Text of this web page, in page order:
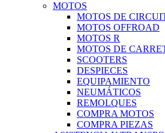
MOTOS
MOTOS DE
MOTOS OFFROAD
MOTOS R
MOTOS DE
SCOOTERS
DESPIECES
EQUIPAMIENTO
NEUMÁTICOS
REMOLQUES
COMPRA MOTOS
COMPRA PIEZAS